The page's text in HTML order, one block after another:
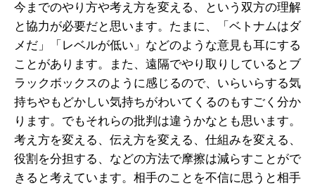
今までのやり方や考え方を変える、という双方の理解
と協力が必要だと思います。たまに、「ベトナムはダ
メだ」「レベルが低い」などのような意見も耳にする
ことがあります。また、遠隔でやり取りしているとブ
ラックボックスのように感じるので、いらいらする気
持ちやもどかしい気持ちがわいてくるのもすごく分か
ります。でもそれらの批判は違うかなとも思います。
考え方を変える、伝え方を変える、仕組みを変える、
役割を分担する、などの方法で摩擦は減らすことがで
きると考えています。相手のことを不信に思うと相手